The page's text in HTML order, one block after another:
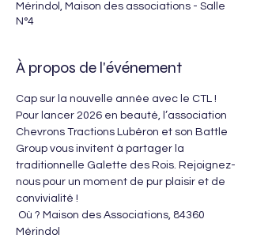
Mérindol, Maison des associations - Salle
N°4
À propos de l'événement
Cap sur la nouvelle année avec le CTL !
​Pour lancer 2026 en beauté, l’association
Chevrons Tractions Lubéron et son Battle
Group vous invitent à partager la
traditionnelle Galette des Rois. Rejoignez-
nous pour un moment de pur plaisir et de
convivialité !
​ Où ? Maison des Associations, 84360
Mérindol